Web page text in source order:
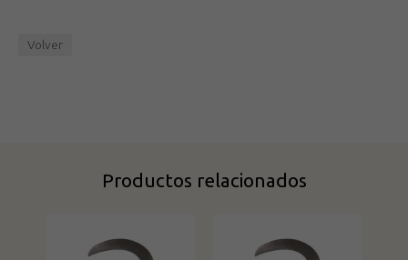
Volver
Productos relacionados